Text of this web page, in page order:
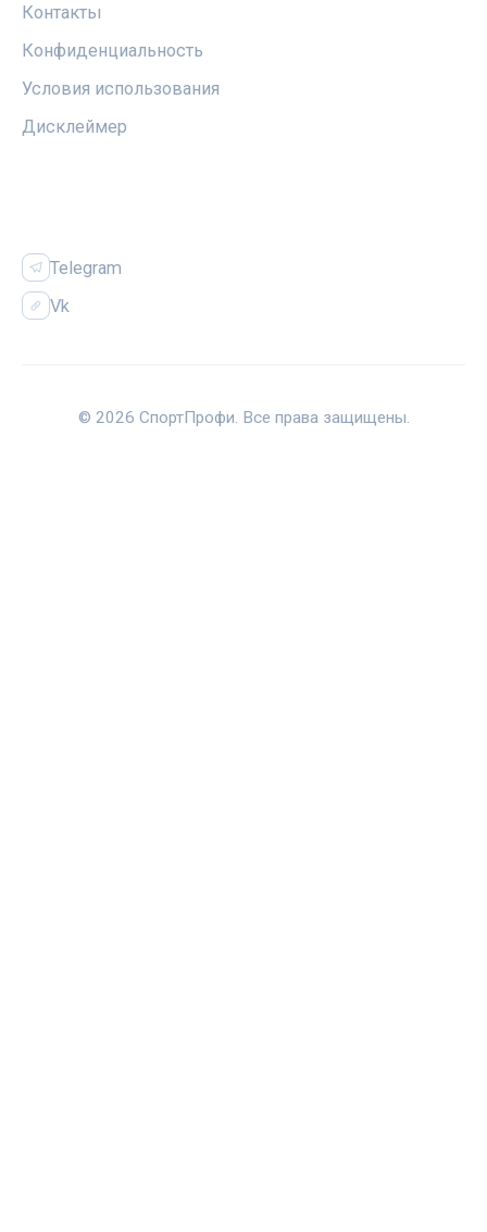
Контакты
Конфиденциальность
Условия использования
Дисклеймер
Telegram
Vk
© 2026 СпортПрофи. Все права защищены.